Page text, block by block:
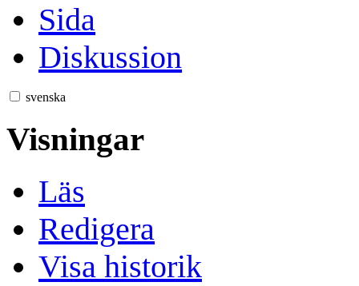
Sida
Diskussion
svenska
Visningar
Läs
Redigera
Visa historik